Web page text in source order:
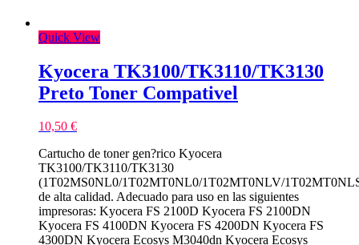
Quick View
Kyocera TK3100/TK3110/TK3130
Preto Toner Compativel
10,50 €
Cartucho de toner gen?rico Kyocera
TK3100/TK3110/TK3130
(1T02MS0NL0/1T02MT0NL0/1T02MT0NLV/
de alta calidad. Adecuado para uso en las siguientes
impresoras: Kyocera FS 2100D Kyocera FS 2100DN
Kyocera FS 4100DN Kyocera FS 4200DN Kyocera FS
4300DN Kyocera Ecosys M3040dn Kyocera Ecosys